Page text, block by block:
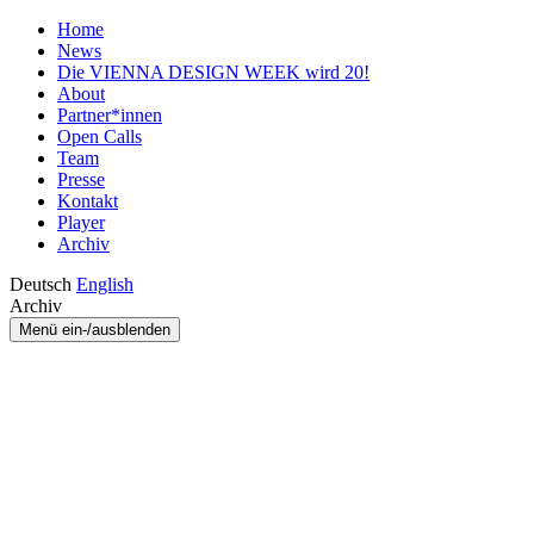
Home
News
Die VIENNA DESIGN WEEK wird 20!
About
Partner*innen
Open Calls
Team
Presse
Kontakt
Player
Archiv
Deutsch English
Archiv
Menü ein-/ausblenden